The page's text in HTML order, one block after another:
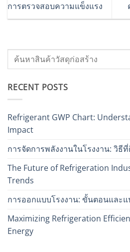
การตรวจสอบความแข็งแรง
RECENT POSTS
Refrigerant GWP Chart:
Impact
การจัดการพลังงานในโรงงาน: วิธี
The Future of Refrigeration
Trends
การออกแบบโรงงาน: ขั้นตอนและ
Maximizing Refrigeration
Energy